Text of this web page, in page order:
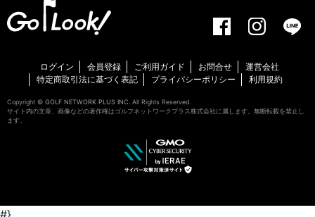
ログイン 会員登録 ご利用ガイド お問合せ
運営会社
特定商取引法に基づく表記
プライバシーポリシー 利用規約
Copyright © GOLF NETWORK PLUS INC. All Rights Reserved.
サイト内の文章、画像などの著作権はゴルフネットワークプラス株式会社に属します。無断転載を禁止し
ます。